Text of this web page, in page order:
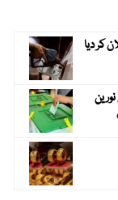
کر دیا
کی نورین